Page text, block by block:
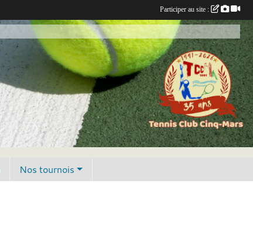
Nos tournois
Participer au site :